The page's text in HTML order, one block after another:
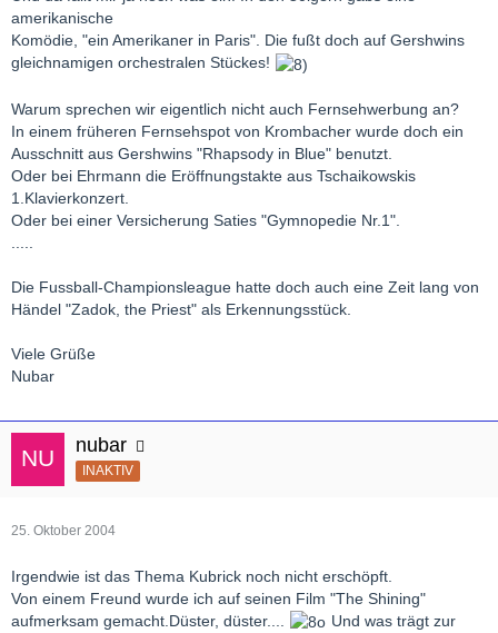
amerikanische
Komödie, "ein Amerikaner in Paris". Die fußt doch auf Gershwins
gleichnamigen orchestralen Stückes!
Warum sprechen wir eigentlich nicht auch Fernsehwerbung an?
In einem früheren Fernsehspot von Krombacher wurde doch ein
Ausschnitt aus Gershwins "Rhapsody in Blue" benutzt.
Oder bei Ehrmann die Eröffnungstakte aus Tschaikowskis
1.Klavierkonzert.
Oder bei einer Versicherung Saties "Gymnopedie Nr.1".
Die Fussball-Championsleague hatte doch auch eine Zeit lang von
Händel "Zadok, the Priest" als Erkennungsstück.
Viele Grüße
Nubar
nubar
INAKTIV
25. Oktober 2004
Irgendwie ist das Thema Kubrick noch nicht erschöpft.
Von einem Freund wurde ich auf seinen Film "The Shining"
aufmerksam gemacht.Düster, düster....
Und was trägt zur